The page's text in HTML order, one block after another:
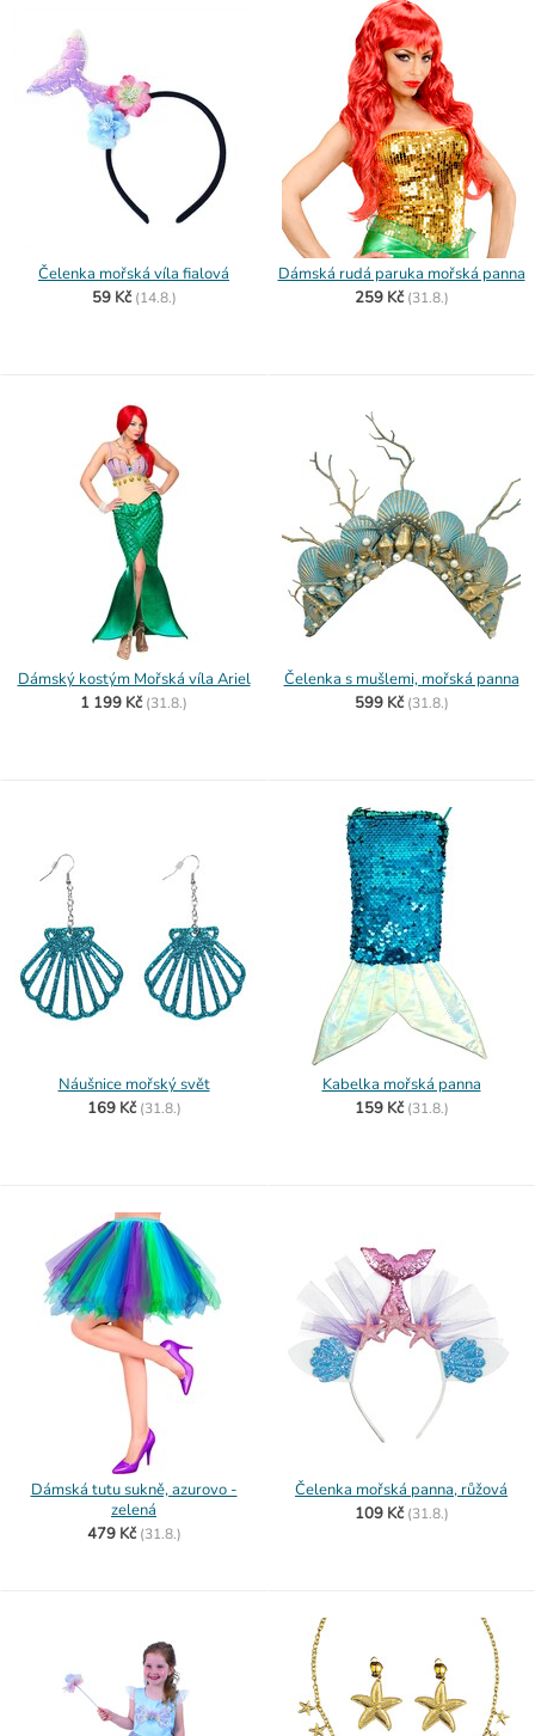
Čelenka mořská víla fialová
59 Kč (14.8.)
Dámská rudá paruka mořská panna
259 Kč (31.8.)
Dámský kostým Mořská víla Ariel
1 199 Kč (31.8.)
Čelenka s mušlemi, mořská panna
599 Kč (31.8.)
Náušnice mořský svět
169 Kč (31.8.)
Kabelka mořská panna
159 Kč (31.8.)
Dámská tutu sukně, azurovo -
zelená
479 Kč (31.8.)
Čelenka mořská panna, růžová
109 Kč (31.8.)